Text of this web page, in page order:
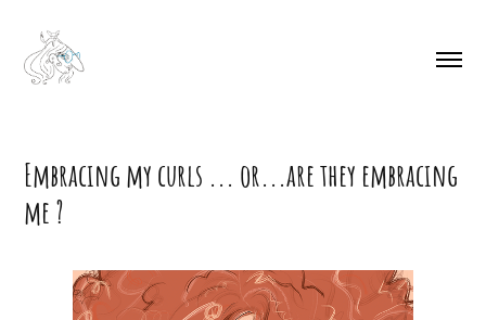
Embracing my curls ... or...are they embracing
me ?